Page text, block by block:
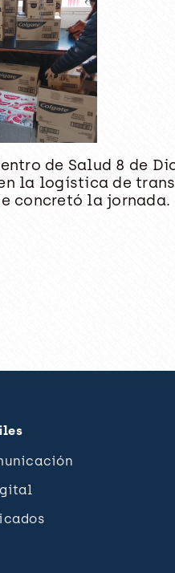
de Salud 8 de
la logística de
concretó la jornada.